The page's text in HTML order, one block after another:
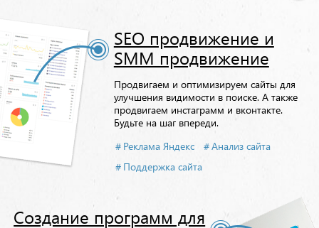
SEO продвижение и
SMM продвижение
Продвигаем и оптимизируем сайты для
улучшения видимости в поиске. А также
продвигаем инстаграмм и вконтакте.
Будьте на шаг впереди.
Реклама Яндекс
Анализ сайта
Поддержка сайта
Создание программ для